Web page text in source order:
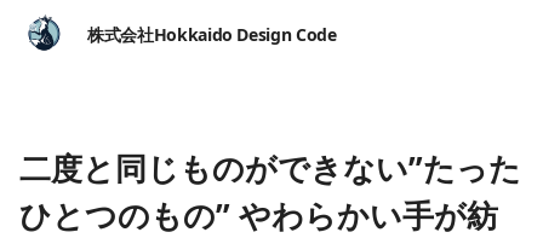
株式会社Hokkaido Design Code
二度と同じものができない”たった
ひとつのもの” やわらかい手が紡